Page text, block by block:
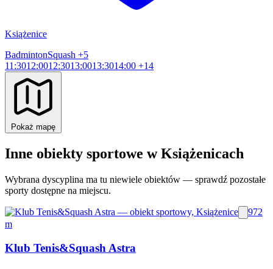
Książenice
BadmintonSquash +5
11:3012:0012:3013:0013:3014:00 +14
Pokaż mapę
Inne obiekty sportowe w Książenicach
Wybrana dyscyplina ma tu niewiele obiektów — sprawdź pozostałe
sporty dostępne na miejscu.
972
m
Klub Tenis&Squash Astra